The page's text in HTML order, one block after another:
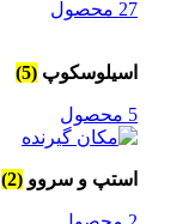
27 محصول
اسیلوسکوپ (5)
5 محصول
استپ و سروو (2)